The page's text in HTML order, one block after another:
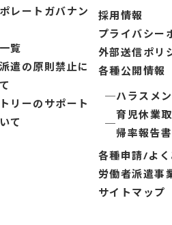
レートガバナン
覧
遣の原則禁止に
リーのサポート
て
採用情報
プライバシー
外部送信ポリ
各種公開情報
ハラスメ
育児休業
帰率報告書
各種申請/よ
労働者派遣事
サイトマップ